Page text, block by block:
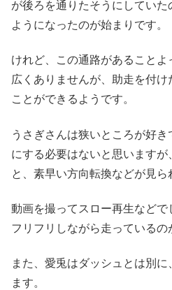
が後ろを通りたそうにしていた
ようになったのが始まりです。
けれど、この通路があること
広くありませんが、助走を付
ことができるようです。
うさぎさんは狭いところが好
にする必要はないと思います
と、素早い方向転換などが見ら
動画を撮ってスロー再生など
フリフリしながら走っているの
また、愛兎はダッシュとは別
ます。